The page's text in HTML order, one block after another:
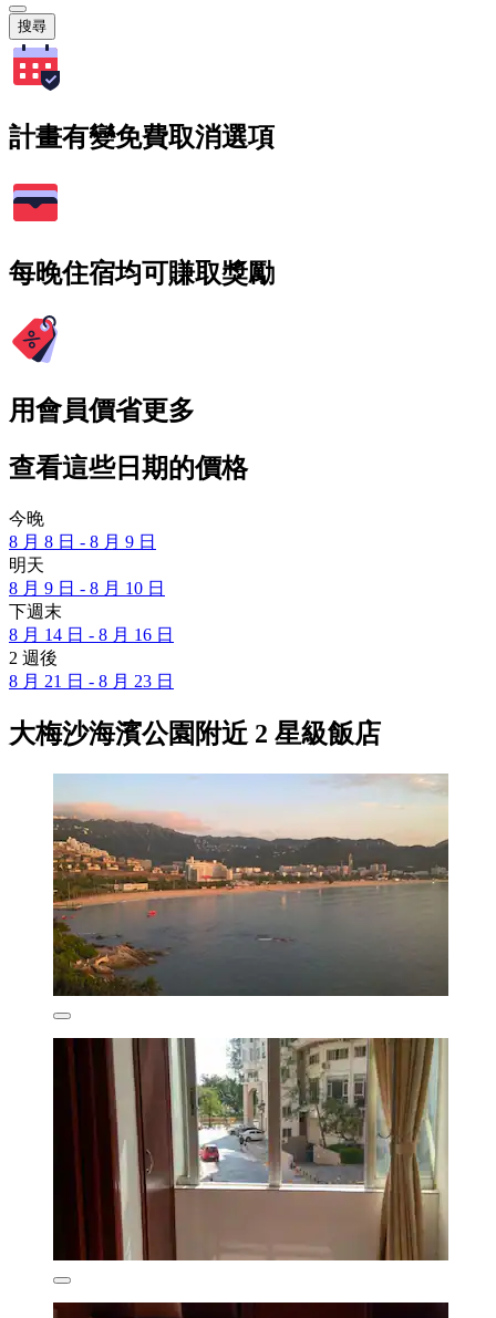
搜尋
計畫有變免費取消選項
每晚住宿均可賺取獎勵
用會員價省更多
查看這些日期的價格
今晚
8 月 8 日 - 8 月 9 日
明天
8 月 9 日 - 8 月 10 日
下週末
8 月 14 日 - 8 月 16 日
2 週後
8 月 21 日 - 8 月 23 日
大梅沙海濱公園附近 2 星級飯店